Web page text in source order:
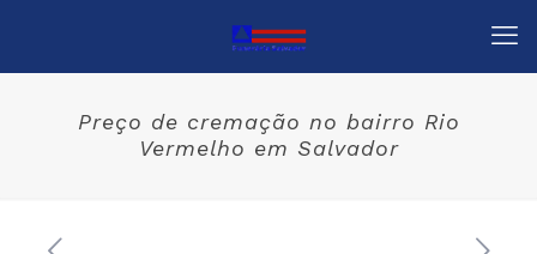
Preço de cremação no bairro Rio
Vermelho em Salvador